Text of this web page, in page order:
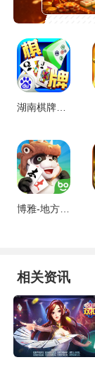
湖南棋牌合集
博雅-地方棋牌
相关资讯